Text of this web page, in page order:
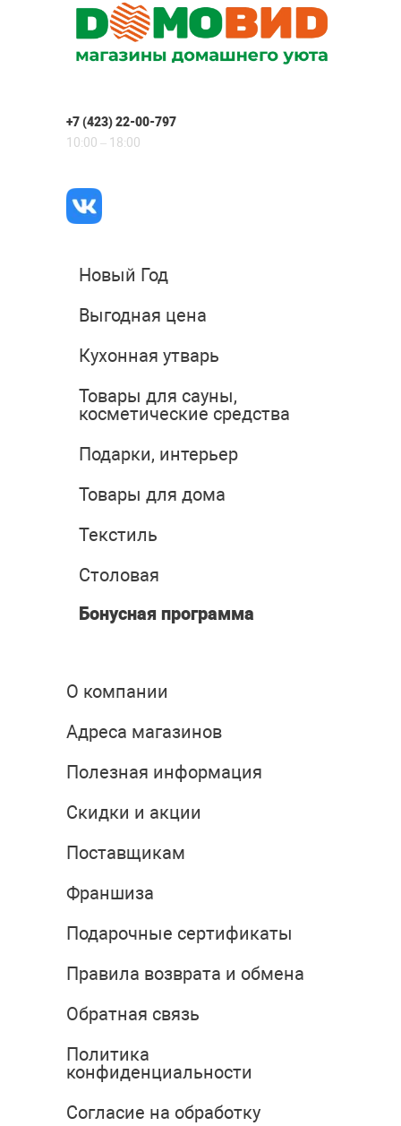
+7 (423) 22-00-797
10:00 – 18:00
Новый Год
Выгодная цена
Кухонная утварь
Товары для сауны,
косметические средства
Подарки, интерьер
Товары для дома
Текстиль
Столовая
Бонусная программа
О компании
Адреса магазинов
Полезная информация
Скидки и акции
Поставщикам
Франшиза
Подарочные сертификаты
Правила возврата и обмена
Обратная связь
Политика
конфиденциальности
Согласие на обработку